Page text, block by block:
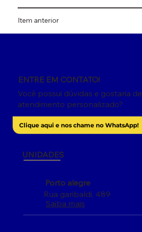
Item anterior
Você possui dúvidas e gostaria de
atendimento personalizado?
ENTRE EM CONTATO!
Clique aqui e nos chame no WhatsApp!
UNIDADES
Porto alegre
Saiba mais
Rua garibaldi, 489